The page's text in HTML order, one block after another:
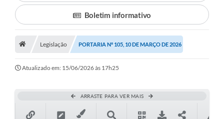
Município
Galeria de Fotos
Boletim informativo
Legislação PORTARIA Nº 105, 10 DE MARÇO DE 2026
Atualizado em: 15/06/2026 às 17h25
ARRASTE PARA VER MAIS